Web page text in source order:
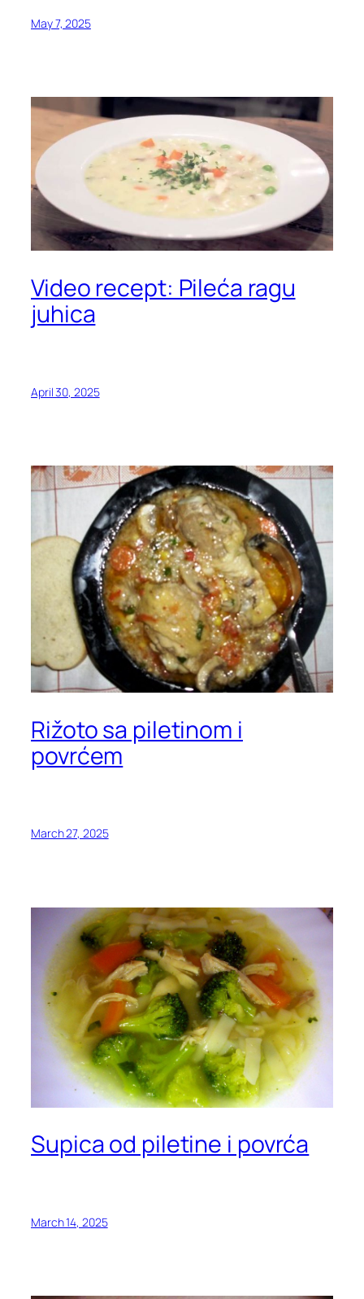
May 7, 2025
Video recept: Pileća ragu
juhica
April 30, 2025
Rižoto sa piletinom i
povrćem
March 27, 2025
Supica od piletine i povrća
March 14, 2025